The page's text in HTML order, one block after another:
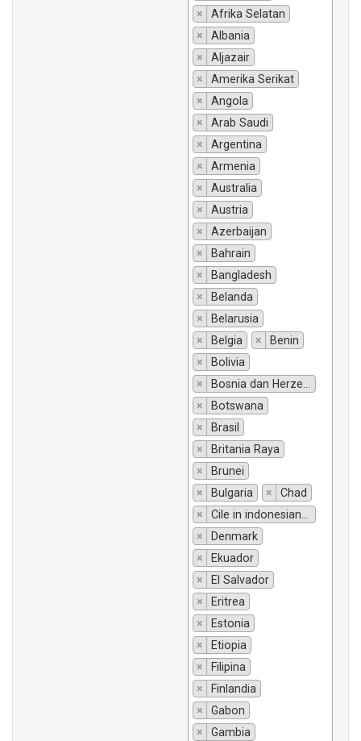
×
Afrika Selatan
×
Albania
×
Aljazair
×
Amerika Serikat
×
Angola
×
Arab Saudi
×
Argentina
×
Armenia
×
Australia
×
Austria
×
Azerbaijan
×
Bahrain
×
Bangladesh
×
Belanda
×
Belarusia
×
Belgia ×
Benin
×
Bolivia
×
Bosnia dan Herzegovina
×
Botswana
×
Brasil
×
Britania Raya
×
Brunei
×
Bulgaria ×
Chad
×
Cile in indonesiano si traduce "Chili".
×
Denmark
×
Ekuador
×
El Salvador
×
Eritrea
×
Estonia
×
Etiopia
×
Filipina
×
Finlandia
×
Gabon
×
Gambia